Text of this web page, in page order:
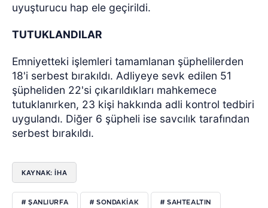
uyuşturucu hap ele geçirildi.
TUTUKLANDILAR
Emniyetteki işlemleri tamamlanan şüphelilerden
18'i serbest bırakıldı. Adliyeye sevk edilen 51
şüpheliden 22'si çıkarıldıkları mahkemece
tutuklanırken, 23 kişi hakkında adli kontrol tedbiri
uygulandı. Diğer 6 şüpheli ise savcılık tarafından
serbest bırakıldı.
KAYNAK: İHA
# ŞANLIURFA # SONDAKIAK # SAHTEALTIN